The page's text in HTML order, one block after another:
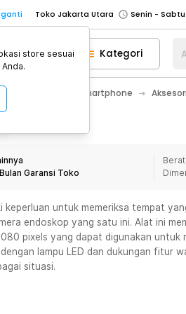
ganti Toko Jakarta Utara
Toko Tangerang
Toko Cikupa
Pick n Go Jakarta Barat
Senin -
Pick n Go Bekasi
Senin - Jumat
Senin - Jumat
Senin -
Senin -
Toko Tangerang
Toko Cikupa
Pick n Go Jakarta Barat
Senin -
Pick n Go Bekasi
Kategori
Aksesoris Smartphone
Garansi Toko
keperluan untuk memeriksa tempat
endoskop yang satu ini. Alat ini
pixels yang dapat digunakan untuk
lampu LED dan dukungan fitur
situasi.
store sesuai